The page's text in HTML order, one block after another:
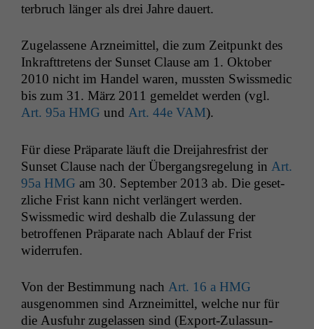
ter­bruch länger als drei Jahre dauert.
Zuge­lassene Arzneimit­tel, die zum Zeit­punkt des
Inkraft­tretens der Sun­set Clause am 1. Okto­ber
2010 nicht im Han­del waren, mussten Swissmedic
bis zum 31. März 2011 gemeldet wer­den (vgl.
Art. 95a HMG und Art. 44e VAM).
Für diese Prä­parate läuft die Drei­jahres­frist der
Sun­set Clause nach der Über­gangsregelung in Art.
95a HMG am 30. Sep­tem­ber 2013 ab. Die geset­
zliche Frist kann nicht ver­längert wer­den.
Swissmedic wird deshalb die Zulas­sung der
betrof­fe­nen Prä­parate nach Ablauf der Frist
widerrufen.
Von der Bes­tim­mung nach Art. 16 a HMG
ausgenom­men sind Arzneimit­tel, welche nur für
die Aus­fuhr zuge­lassen sind (Export-Zulas­sun­